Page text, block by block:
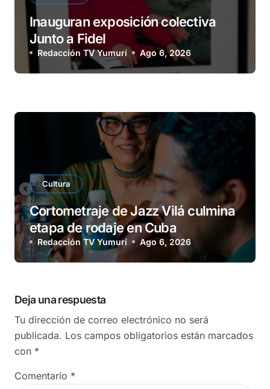
Inauguran exposición colectiva
Junto a Fidel
Redacción TV Yumurí Ago 6, 2026
Cultura
Cortometraje de Jazz Vilá culmina
etapa de rodaje en Cuba
Redacción TV Yumurí Ago 6, 2026
Deja una respuesta
Tu dirección de correo electrónico no será
publicada. Los campos obligatorios están marcados
con *
Comentario *